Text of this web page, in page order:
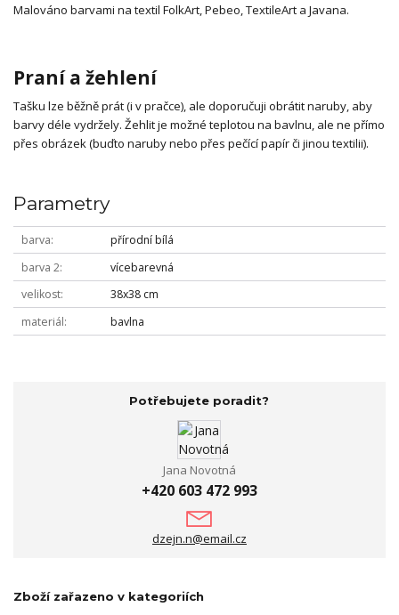
Malováno barvami na textil FolkArt, Pebeo, TextileArt a Javana.
Praní a žehlení
Tašku lze běžně prát (i v pračce), ale doporučuji obrátit naruby, aby
barvy déle vydržely. Žehlit je možné teplotou na bavlnu, ale ne přímo
přes obrázek (buďto naruby nebo přes pečící papír či jinou textilii).
Parametry
barva
přírodní bílá
barva 2
vícebarevná
velikost
38x38 cm
materiál
bavlna
Potřebujete poradit?
Jana Novotná
+420 603 472 993
dzejn.n@email.cz
Zboží zařazeno v kategoriích